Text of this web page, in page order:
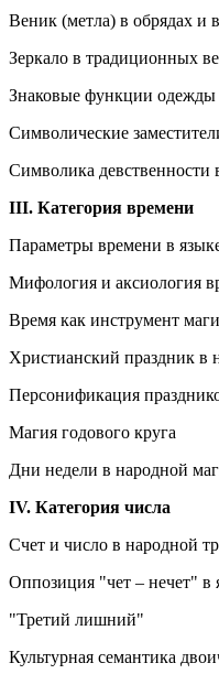
Веник (метла) в обрядах и
Зеркало в традиционных
Знаковые функции одежды
Символические
Символика девственности
III. Категория времени
Параметры времени в
Мифология и аксиология
Время как инструмент
Христианский праздник в
Персонификация
Магия годового круга
Дни недели в народной
IV. Категория числа
Счет и число в народной
Оппозиция "чет – нечет" в
"Третий лишний"
Культурная семантика